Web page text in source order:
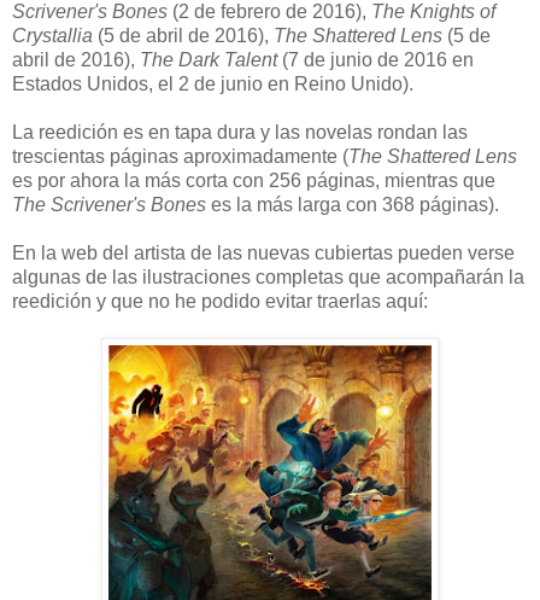
Scrivener's Bones (2 de febrero de 2016), The Knights of
Crystallia (5 de abril de 2016), The Shattered Lens (5 de
abril de 2016), The Dark Talent(7 de junio de 2016 en
Estados Unidos, el 2 de junio en Reino Unido).
La reedición es en tapa dura y las novelas rondan las
trescientas páginas aproximadamente (The Shattered Lens
es por ahora la más corta con 256 páginas, mientras que
The Scrivener's Bones es la más larga con 368 páginas).
En la web del artista de las nuevas cubiertas pueden verse
algunas de las ilustraciones completas que acompañarán la
reedición y que no he podido evitar traerlas aquí: